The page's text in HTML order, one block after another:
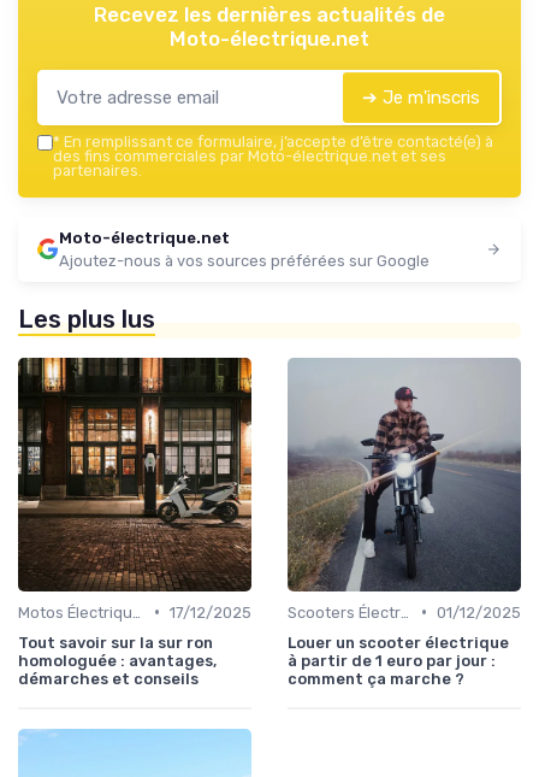
Recevez les dernières actualités de
Moto-électrique.net
➔ Je m'inscris
* En remplissant ce formulaire, j’accepte d’être contacté(e) à
des fins commerciales par Moto-électrique.net et ses
partenaires.
Moto-électrique.net
Ajoutez-nous à vos sources préférées sur Google
Les plus lus
• 17/12/2025
Tout savoir sur la sur ron
homologuée : avantages,
démarches et conseils
• 01/12/2025
Louer un scooter électrique
à partir de 1 euro par jour :
comment ça marche ?